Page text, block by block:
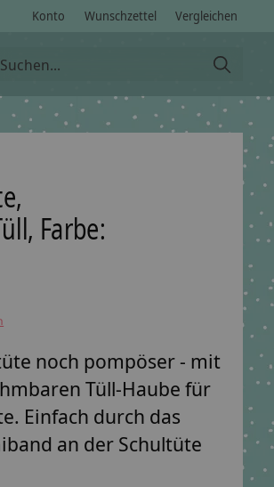
Konto Wunschzettel Vergleichen
Farbe:
noch pompöser - mit
Tüll-Haube für
Einfach durch das
an der Schultüte